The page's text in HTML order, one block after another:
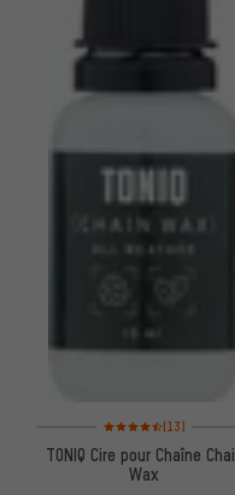
Note moyenne : 4,5
(13)
TONIQ Cire pour Chaîne
Wax